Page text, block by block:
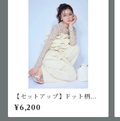
【セットアップ】ドット柄イ
ンナー&フリルビスチェ&パン
ツセットアップ
¥6,200